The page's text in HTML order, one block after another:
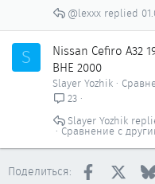
@lexxx
S
Nissan Сefiro A32
BHE 2000
Slayer Yozhik
23
Сравнение с
Slayer Yozhik
Поделиться: Facebook